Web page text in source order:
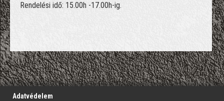
Rendelési idő: 15.00h -17.00h-ig.
';
Adatvédelem